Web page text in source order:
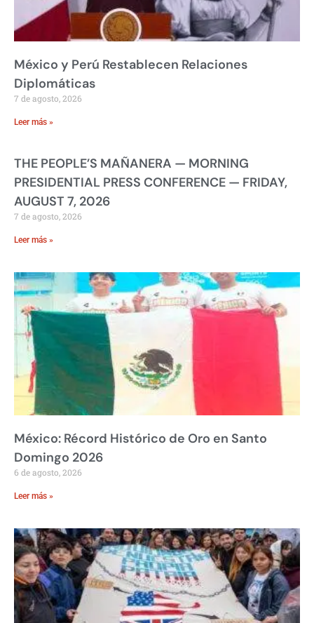
México y Perú Restablecen Relaciones
Diplomáticas
7 de agosto, 2026
Leer más »
THE PEOPLE’S MAÑANERA — MORNING
PRESIDENTIAL PRESS CONFERENCE — FRIDAY,
AUGUST 7, 2026
7 de agosto, 2026
Leer más »
México: Récord Histórico de Oro en Santo
Domingo 2026
6 de agosto, 2026
Leer más »